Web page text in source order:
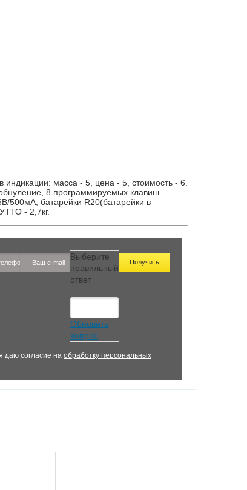
масса - 5, цена - 5, стоимость - 6.
8 программируемых клавиш
500мА, батарейки R20(батарейки в
- 2,7кг.
Выберите
правильный
ответ
Обновить
вопрос
даю согласие на обработку персональных